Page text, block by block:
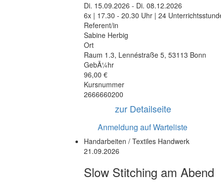
Di. 15.09.2026 - Di. 08.12.2026
6x | 17.30 - 20.30 Uhr | 24
Referent/in
Sabine Herbig
Ort
Raum 1.3, Lennéstraße 5, 53113 Bonn
GebÃ¼hr
96,00 €
Kursnummer
2666660200
zur Detailseite
Anmeldung auf Warteliste
Handarbeiten / Textiles Handwerk
21.09.2026
Slow Stitching am Abend